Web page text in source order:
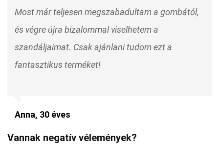
Most már teljesen megszabadultam a gombától,
és végre újra bizalommal viselhetem a
szandáljaimat. Csak ajánlani tudom ezt a
fantasztikus terméket!
Anna, 30 éves
Vannak negatív vélemények?